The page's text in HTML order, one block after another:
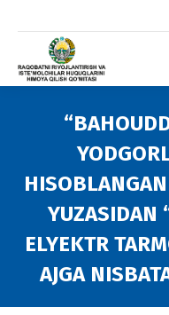
HISOBLANGAN
YUZASIDAN
ELYEKTR
AJGA